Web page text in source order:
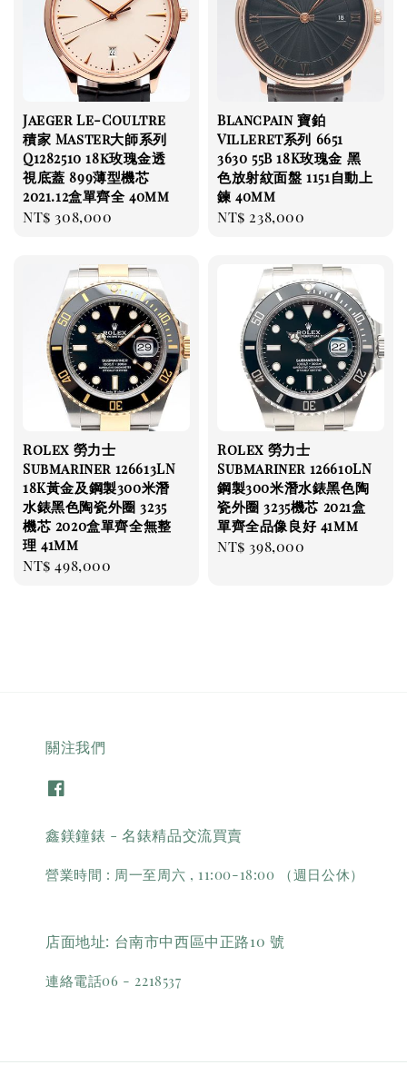
Jaeger Le-Coultre
積家 Master大師系列
Q1282510 18k玫瑰金透
視底蓋 899薄型機芯
2021.12盒單齊全 40mm
Regular
NT$ 308,000
Blancpain 寶鉑
Villeret系列 6651
3630 55B 18K玫瑰金 黑
色放射紋面盤 1151自動上
鍊 40mm
Regular
NT$ 238,000
Rolex 勞力士
Submariner 126613LN
18K黃金及鋼製300米潛
水錶黑色陶瓷外圈 3235
機芯 2020盒單齊全無整
理 41mm
Regular
NT$ 498,000
Rolex 勞力士
Submariner 126610LN
鋼製300米潛水錶黑色陶
瓷外圈 3235機芯 2021盒
單齊全品像良好 41mm
Regular
NT$ 398,000
關注我們
鑫鎂鐘錶 - 名錶精品交流買賣
營業時間 : 周一至周六 , 11:00-18:00 （週日公休）
店面地址: 台南市中西區中正路10 號
連絡電話06 - 2218537